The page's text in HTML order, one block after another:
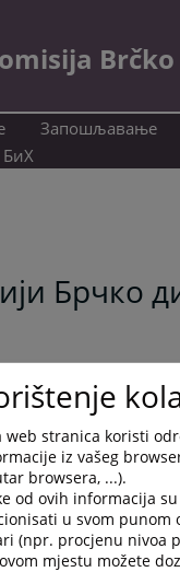
Запошљавање
БиХ
Брчко
Hrvatski jezik
web stranica koristi
iz vašeg
browsera, ...).
od ovih informacija
u svom punom
(npr. procjenu nivoa
mjestu možete